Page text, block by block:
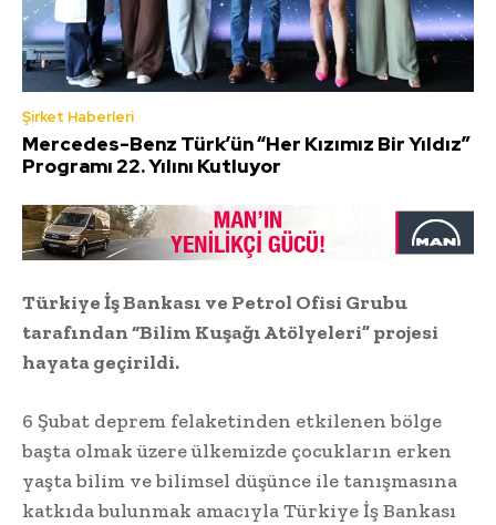
Şirket Haberleri
Mercedes-Benz Türk’ün “Her Kızımız Bir Yıldız”
Programı 22. Yılını Kutluyor
Türkiye İş Bankası ve Petrol Ofisi Grubu
tarafından “Bilim Kuşağı Atölyeleri” projesi
hayata geçirildi.
6 Şubat deprem felaketinden etkilenen bölge
başta olmak üzere ülkemizde çocukların erken
yaşta bilim ve bilimsel düşünce ile tanışmasına
katkıda bulunmak amacıyla Türkiye İş Bankası